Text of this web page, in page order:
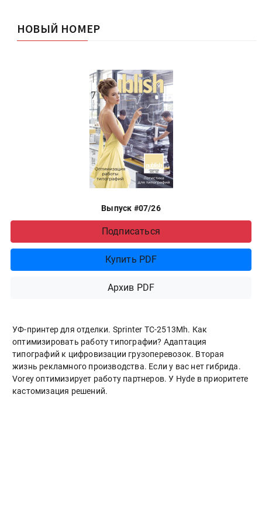
НОВЫЙ НОМЕР
Выпуск #07/26
Подписаться
Купить PDF
Архив PDF
УФ-принтер для отделки. Sprinter ТС-2513Mh. Как
оптимизировать работу типографии? Адаптация
типографий к цифровизации грузоперевозок. Вторая
жизнь рекламного производства. Если у вас нет гибрида.
Vorey оптимизирует работу партнеров. У Hyde в приоритете
кастомизация решений.